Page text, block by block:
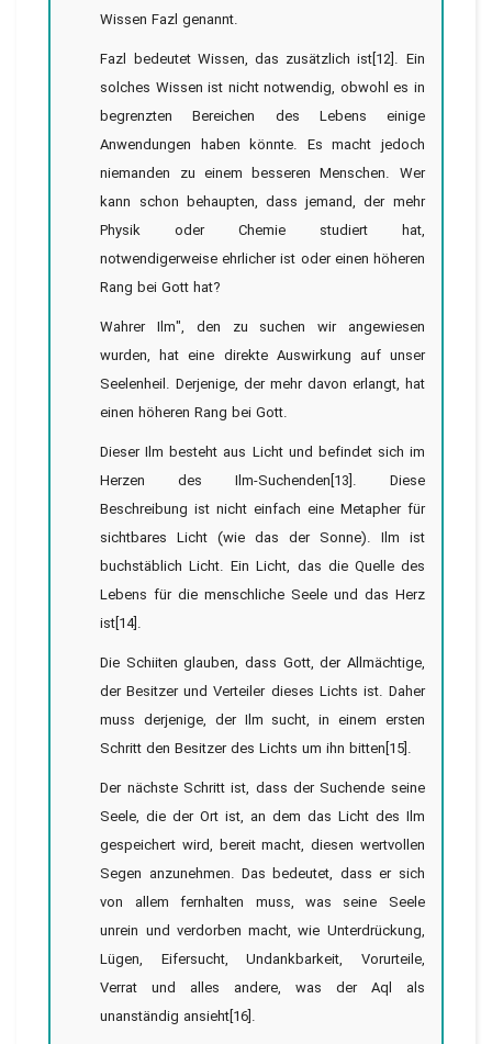
Wissen Fazl genannt.
Fazl bedeutet Wissen, das zusätzlich ist[12]. Ein
solches Wissen ist nicht notwendig, obwohl es in
begrenzten Bereichen des Lebens einige
Anwendungen haben könnte. Es macht jedoch
niemanden zu einem besseren Menschen. Wer
kann schon behaupten, dass jemand, der mehr
Physik oder Chemie studiert hat,
notwendigerweise ehrlicher ist oder einen höheren
Rang bei Gott hat?
Wahrer Ilm", den zu suchen wir angewiesen
wurden, hat eine direkte Auswirkung auf unser
Seelenheil. Derjenige, der mehr davon erlangt, hat
einen höheren Rang bei Gott.
Dieser Ilm besteht aus Licht und befindet sich im
Herzen des Ilm-Suchenden[13]. Diese
Beschreibung ist nicht einfach eine Metapher für
sichtbares Licht (wie das der Sonne). Ilm ist
buchstäblich Licht. Ein Licht, das die Quelle des
Lebens für die menschliche Seele und das Herz
ist[14].
Die Schiiten glauben, dass Gott, der Allmächtige,
der Besitzer und Verteiler dieses Lichts ist. Daher
muss derjenige, der Ilm sucht, in einem ersten
Schritt den Besitzer des Lichts um ihn bitten[15].
Der nächste Schritt ist, dass der Suchende seine
Seele, die der Ort ist, an dem das Licht des Ilm
gespeichert wird, bereit macht, diesen wertvollen
Segen anzunehmen. Das bedeutet, dass er sich
von allem fernhalten muss, was seine Seele
unrein und verdorben macht, wie Unterdrückung,
Lügen, Eifersucht, Undankbarkeit, Vorurteile,
Verrat und alles andere, was der Aql als
unanständig ansieht[16].